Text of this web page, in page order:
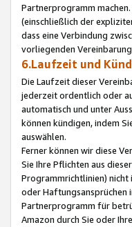
Partnerprogramm
(einschließlich der
dass eine Verbindung
vorliegenden
6.Laufzeit und
Die Laufzeit dieser
jederzeit ordentlich oder
automatisch und unter
können kündigen, indem
auswählen.
Ferner können wir diese
Sie Ihre Pflichten aus
Programmrichtlinien) nicht
oder Haftungsansprüchen
Partnerprogramm für
Amazon durch Sie oder